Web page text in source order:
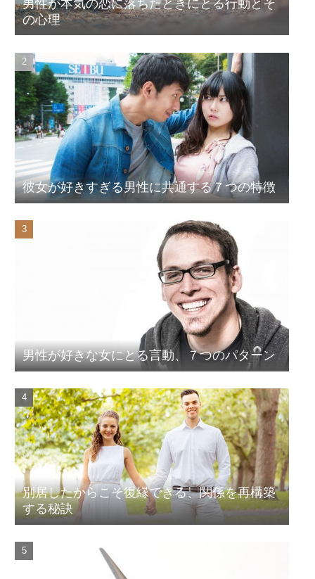
男性が本気の恋に落ちたときにとる行動とそ
の心理
彼女が好きすぎる男性に共通する７つの特徴
男性が好きな女にとる言動、７つのパターン
別居したからこそ復縁できる、関係を再構築
する秘訣